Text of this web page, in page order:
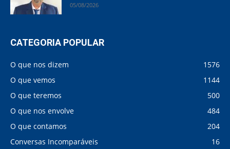
05/08/2026
CATEGORIA POPULAR
O que nos dizem
1576
O que vemos
1144
O que teremos
500
O que nos envolve
484
O que contamos
204
Conversas Incomparáveis
16